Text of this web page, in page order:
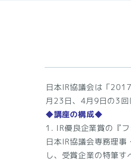
日本IR協議会は「
月23日、4月9日の3回
◆講座の構成◆
1. IR優良企業賞の『フ
日本IR協議会専務理
し、受賞企業の特筆す